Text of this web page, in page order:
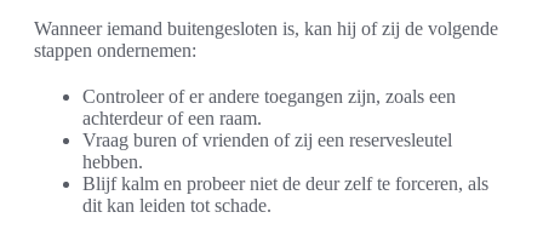
Wanneer iemand buitengesloten is, kan hij of zij de volgende
stappen ondernemen:
Controleer of er andere toegangen zijn, zoals een
achterdeur of een raam.
Vraag buren of vrienden of zij een reservesleutel
hebben.
Blijf kalm en probeer niet de deur zelf te forceren, als
dit kan leiden tot schade.